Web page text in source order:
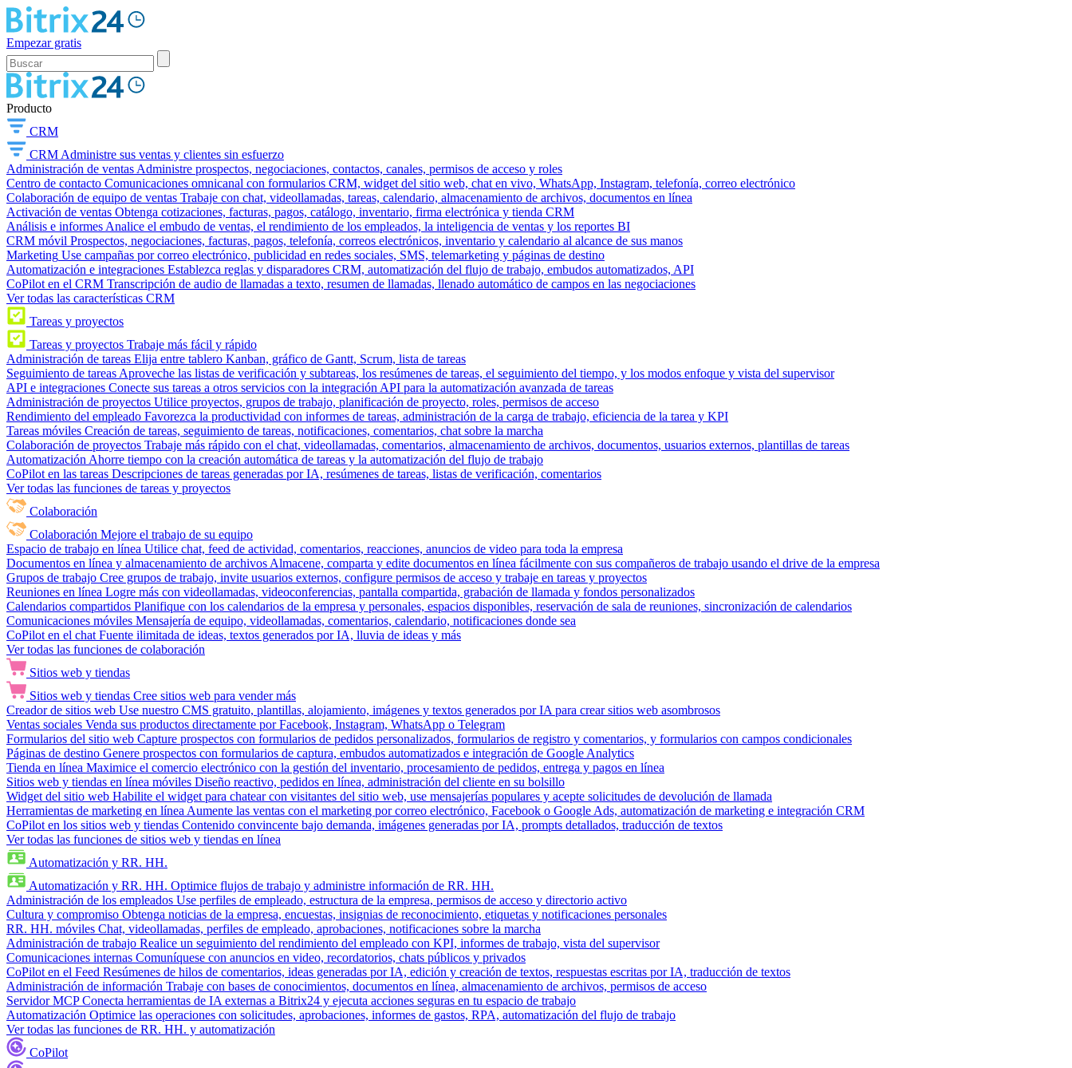
Empezar gratis
Producto
CRM
CRM Administre sus ventas y clientes sin esfuerzo
Administración de ventas Administre prospectos, negociaciones, contactos, canales, permisos de acceso y roles
Centro de contacto Comunicaciones omnicanal con formularios CRM, widget del sitio web, chat en vivo, WhatsApp, Instagram, telefonía, correo electrónico
Colaboración de equipo de ventas Trabaje con chat, videollamadas, tareas, calendario, almacenamiento de archivos, documentos en línea
Activación de ventas Obtenga cotizaciones, facturas, pagos, catálogo, inventario, firma electrónica y tienda CRM
Análisis e informes Analice el embudo de ventas, el rendimiento de los empleados, la inteligencia de ventas y los reportes BI
CRM móvil Prospectos, negociaciones, facturas, pagos, telefonía, correos electrónicos, inventario y calendario al alcance de sus manos
Marketing Use campañas por correo electrónico, publicidad en redes sociales, SMS, telemarketing y páginas de destino
Automatización e integraciones Establezca reglas y disparadores CRM, automatización del flujo de trabajo, embudos automatizados, API
CoPilot en el CRM Transcripción de audio de llamadas a texto, resumen de llamadas, llenado automático de campos en las negociaciones
Ver todas las características CRM
Tareas y proyectos
Tareas y proyectos Trabaje más fácil y rápido
Administración de tareas Elija entre tablero Kanban, gráfico de Gantt, Scrum, lista de tareas
Seguimiento de tareas Aproveche las listas de verificación y subtareas, los resúmenes de tareas, el seguimiento del tiempo, y los modos enfoque y vista del supervisor
API e integraciones Conecte sus tareas a otros servicios con la integración API para la automatización avanzada de tareas
Administración de proyectos Utilice proyectos, grupos de trabajo, planificación de proyecto, roles, permisos de acceso
Rendimiento del empleado Favorezca la productividad con informes de tareas, administración de la carga de trabajo, eficiencia de la tarea y KPI
Tareas móviles Creación de tareas, seguimiento de tareas, notificaciones, comentarios, chat sobre la marcha
Colaboración de proyectos Trabaje más rápido con el chat, videollamadas, comentarios, almacenamiento de archivos, documentos, usuarios externos, plantillas de tareas
Automatización Ahorre tiempo con la creación automática de tareas y la automatización del flujo de trabajo
CoPilot en las tareas Descripciones de tareas generadas por IA, resúmenes de tareas, listas de verificación, comentarios
Ver todas las funciones de tareas y proyectos
Colaboración
Colaboración Mejore el trabajo de su equipo
Espacio de trabajo en línea Utilice chat, feed de actividad, comentarios, reacciones, anuncios de video para toda la empresa
Documentos en línea y almacenamiento de archivos Almacene, comparta y edite documentos en línea fácilmente con sus compañeros de trabajo usando el drive de la empresa
Grupos de trabajo Cree grupos de trabajo, invite usuarios externos, configure permisos de acceso y trabaje en tareas y proyectos
Reuniones en línea Logre más con videollamadas, videoconferencias, pantalla compartida, grabación de llamada y fondos personalizados
Calendarios compartidos Planifique con los calendarios de la empresa y personales, espacios disponibles, reservación de sala de reuniones, sincronización de calendarios
Comunicaciones móviles Mensajería de equipo, videollamadas, comentarios, calendario, notificaciones donde sea
CoPilot en el chat Fuente ilimitada de ideas, textos generados por IA, lluvia de ideas y más
Ver todas las funciones de colaboración
Sitios web y tiendas
Sitios web y tiendas Cree sitios web para vender más
Creador de sitios web Use nuestro CMS gratuito, plantillas, alojamiento, imágenes y textos generados por IA para crear sitios web asombrosos
Ventas sociales Venda sus productos directamente por Facebook, Instagram, WhatsApp o Telegram
Formularios del sitio web Capture prospectos con formularios de pedidos personalizados, formularios de registro y comentarios, y formularios con campos condicionales
Páginas de destino Genere prospectos con formularios de captura, embudos automatizados e integración de Google Analytics
Tienda en línea Maximice el comercio electrónico con la gestión del inventario, procesamiento de pedidos, entrega y pagos en línea
Sitios web y tiendas en línea móviles Diseño reactivo, pedidos en línea, administración del cliente en su bolsillo
Widget del sitio web Habilite el widget para chatear con visitantes del sitio web, use mensajerías populares y acepte solicitudes de devolución de llamada
Herramientas de marketing en línea Aumente las ventas con el marketing por correo electrónico, Facebook o Google Ads, automatización de marketing e integración CRM
CoPilot en los sitios web y tiendas Contenido convincente bajo demanda, imágenes generadas por IA, prompts detallados, traducción de textos
Ver todas las funciones de sitios web y tiendas en línea
Automatización y RR. HH.
Automatización y RR. HH. Optimice flujos de trabajo y administre información de RR. HH.
Administración de los empleados Use perfiles de empleado, estructura de la empresa, permisos de acceso y directorio activo
Cultura y compromiso Obtenga noticias de la empresa, encuestas, insignias de reconocimiento, etiquetas y notificaciones personales
RR. HH. móviles Chat, videollamadas, perfiles de empleado, aprobaciones, notificaciones sobre la marcha
Administración de trabajo Realice un seguimiento del rendimiento del empleado con KPI, informes de trabajo, vista del supervisor
Comunicaciones internas Comuníquese con anuncios en video, recordatorios, chats públicos y privados
CoPilot en el Feed Resúmenes de hilos de comentarios, ideas generadas por IA, edición y creación de textos, respuestas escritas por IA, traducción de textos
Administración de información Trabaje con bases de conocimientos, documentos en línea, almacenamiento de archivos, permisos de acceso
Servidor MCP Conecta herramientas de IA externas a Bitrix24 y ejecuta acciones seguras en tu espacio de trabajo
Automatización Optimice las operaciones con solicitudes, aprobaciones, informes de gastos, RPA, automatización del flujo de trabajo
Ver todas las funciones de RR. HH. y automatización
CoPilot